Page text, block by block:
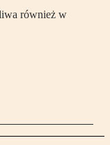
również w